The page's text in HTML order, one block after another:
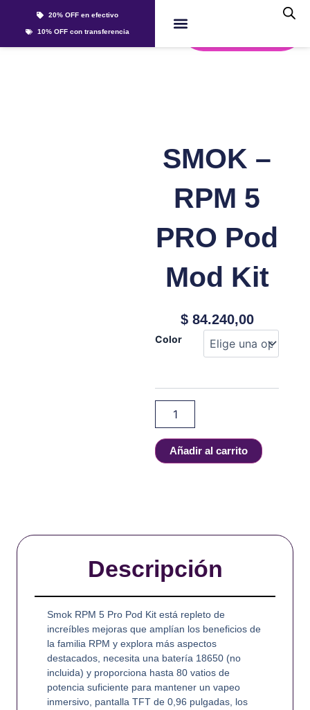
20% OFF en efectivo
10% OFF con transferencia
SMOK –
RPM 5
PRO Pod
Mod Kit
$84.240,00
Color
SMOK
PRO
Pod
cantidad
Añadir al carrito
Descripción
Smok RPM 5 Pro Pod Kit está repleto de
increíbles mejoras que amplían los beneficios de
la familia RPM y explora más aspectos
destacados, necesita una batería 18650 (no
incluida) y proporciona hasta 80 vatios de
potencia suficiente para mantener un vapeo
inmersivo, pantalla TFT de 0,96 pulgadas, los